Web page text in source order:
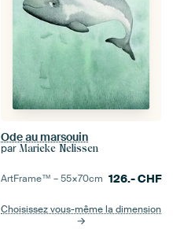
Ode au marsouin
par Marieke Nelissen
ArtFrame™ –55×70cm 126.-CHF
Choisissez vous-même la dimension